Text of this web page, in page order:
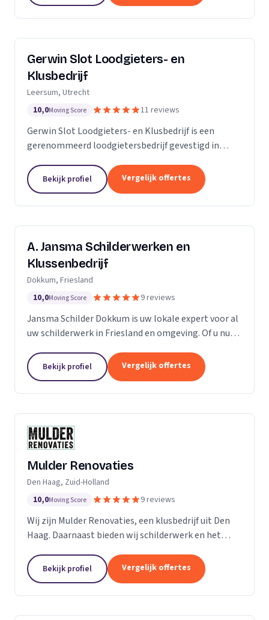
Gerwin Slot Loodgieters- en
Klusbedrijf
Leersum, Utrecht
10,0Moving Score 11 reviews
Gerwin Slot Loodgieters- en Klusbedrijf is een
gerenommeerd loodgietersbedrijf gevestigd in
ons onderscheiden door onze expertise en
toewijding aan...
Bekijk profiel Vergelijk offertes
A. Jansma Schilderwerken en
Klussenbedrijf
Dokkum, Friesland
10,0Moving Score 9 reviews
Jansma Schilder Dokkum is uw lokale expert voor al
uw schilderwerk in Friesland en omgeving. Of u nu
van de vorige bewoners van uw nieuwe huis...
Bekijk profiel Vergelijk offertes
Mulder Renovaties
Den Haag, Zuid-Holland
10,0Moving Score 9 reviews
Wij zijn Mulder Renovaties, een klusbedrijf uit Den
Haag. Daarnaast bieden wij schilderwerk en het
Bekijk profiel Vergelijk offertes